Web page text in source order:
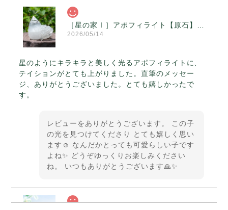
2026/05/14
星のようにキラキラと美しく光るアポフィライトに、
テイションがとても上がりました。直筆のメッセー
ジ、ありがとうございました。とても嬉しかったで
す。
レビューをありがとうございます。 この子
の光を見つけてくださり とても嬉しく思い
ます☺️ なんだかとっても可愛らしい子です
よね✨ どうぞゆっくりお楽しみください
ね。 いつもありがとうございます🙏✨